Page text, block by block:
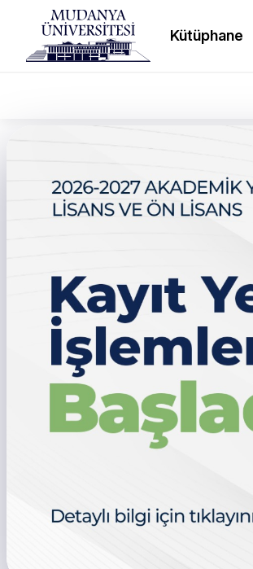
Kütüphane
Dr. Öğr. Üyesi
Konferansta